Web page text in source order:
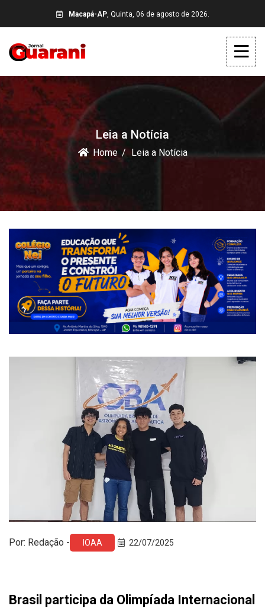
Macapá-AP, Quinta, 06 de agosto de 2026.
Leia a Notícia
Home Leia a Notícia
Por: Redação - IOAA 22/07/2025
Brasil participa da Olimpíada Internacional